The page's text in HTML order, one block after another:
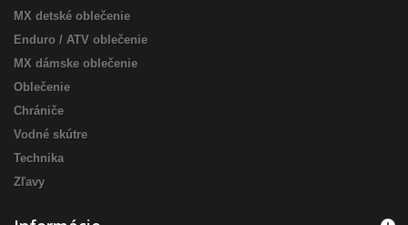
MX detské oblečenie
Enduro / ATV oblečenie
MX dámske oblečenie
Oblečenie
Chrániče
Vodné skútre
Technika
Zľavy